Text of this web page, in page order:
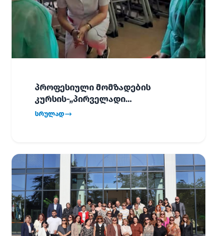
პროფესიული მომზადების
კურსის-„პირველადი
გადაუდებელი დახმარება“,
სრულად